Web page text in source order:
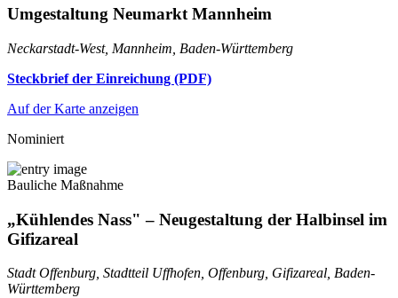
Umgestaltung Neumarkt Mannheim
Neckarstadt-West, Mannheim, Baden-Württemberg
Steckbrief der Einreichung (PDF)
Auf der Karte anzeigen
Nominiert
Bauliche Maßnahme
„Kühlendes Nass" – Neugestaltung der Halbinsel im
Gifizareal
Stadt Offenburg, Stadtteil Uffhofen, Offenburg, Gifizareal, Baden-
Württemberg